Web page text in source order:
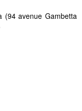
(94 avenue Gambetta